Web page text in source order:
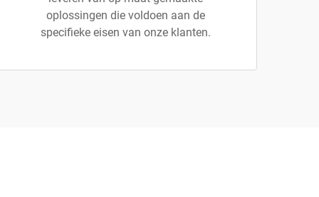
oplossingen die voldoen aan de
specifieke eisen van onze klanten.